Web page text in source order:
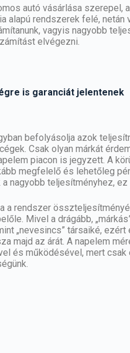
autó vásárlása
alapú rendszerek felé,
vagyis nagyobb
elvégezni.
is garanciát jelentenek
befolyásolja azok
Csak olyan márkát
piacon is jegyzett. A
megfelelő és lehetőleg
nagyobb teljesítményhez,
a rendszer
Mivel a drágább,
„nevesincs” társaiké,
majd az árát. A napelem
és működésével, mert